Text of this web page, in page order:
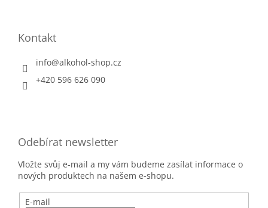
Kontakt
info@alkohol-shop.cz
+420 596 626 090
Odebírat newsletter
Vložte svůj e-mail a my vám budeme zasílat informace o
nových produktech na našem e-shopu.
E-mail